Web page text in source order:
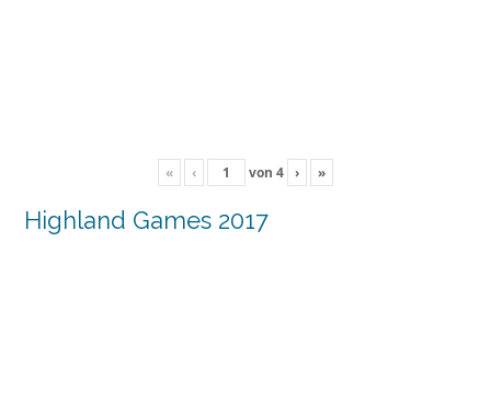
« ‹ von 4 › »
Highland Games 2017